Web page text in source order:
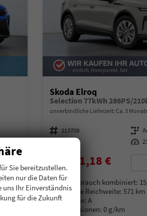
Skoda Elroq
Selection 77kWh 286PS/
unverbindliche Lieferzeit: Ca. 3
Fahrzeugnummer 213709 Getriebe
Elektro Leistung
43.081,18 €
incl. 19% MwSt.
Stromverbrauch kombiniert:
Elektrische Reichweite: 571 km
CO2-Klasse: A
-Emissionen:0 g/km
Sie bereitzustellen.
nur die Daten für
Ihr Einverständnis
für die Zukunft